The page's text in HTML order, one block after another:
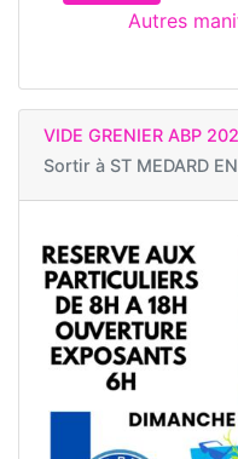
Autres
VIDE GRENIER ABP
Sortir à ST MEDARD